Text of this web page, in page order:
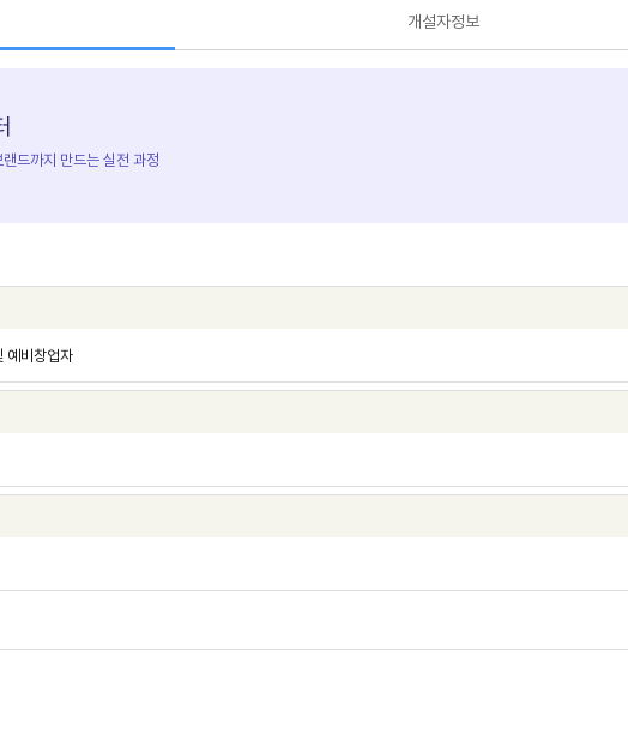
드까지 만드는 실전 과정
예비창업자
개설자정보